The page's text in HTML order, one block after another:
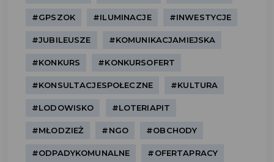
#GPSZOK #ILUMINACJE #INWESTYCJE
#JUBILEUSZE #KOMUNIKACJAMIEJSKA
#KONKURS #KONKURSOFERT
#KONSULTACJESPOŁECZNE #KULTURA
#LODOWISKO #LOTERIAPIT
#MŁODZIEŻ #NGO #OBCHODY
#ODPADYKOMUNALNE #OFERTAPRACY